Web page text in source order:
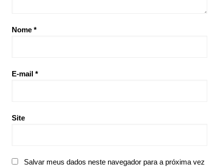
Nome *
E-mail *
Site
Salvar meus dados neste navegador para a próxima vez